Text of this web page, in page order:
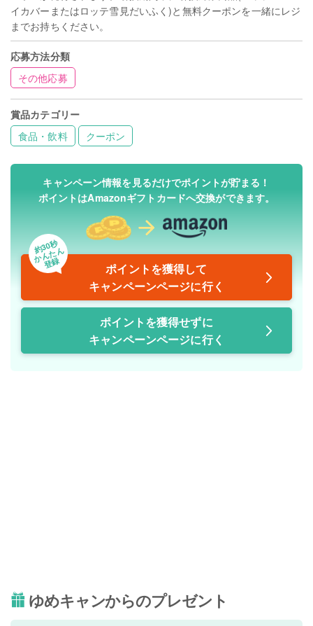
イカバーまたはロッテ雪見だいふく)と無料クーポンを一緒にレジ
までお持ちください。
応募方法分類
その他応募
賞品カテゴリー
食品・飲料
クーポン
キャンペーン情報を見るだけでポイントが貯まる！
ポイントはAmazonギフトカードへ交換ができます。
約30秒
かんたん
登録
ポイントを獲得して
キャンペーンページに行く
ポイントを獲得せずに
キャンペーンページに行く
ゆめキャンからのプレゼント